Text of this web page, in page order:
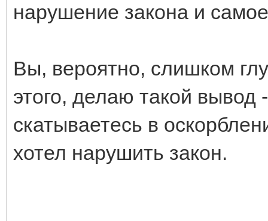
нарушение закона и
Вы, вероятно, слишком
этого, делаю такой вывод
скатываетесь в
хотел нарушить закон.